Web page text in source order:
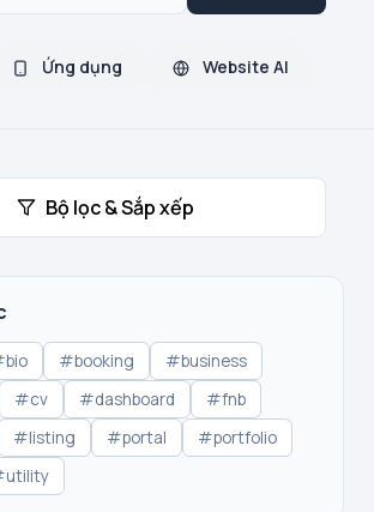
Ứng dụng Website AI
Bộ lọc & Sắp xếp
#booking
#business
#cv #dashboard
#fnb
#listing #portal
#portfolio